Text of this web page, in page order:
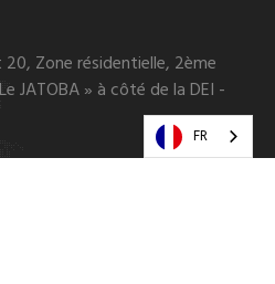
Zone résidentielle, 2ème
JATOBA » à côté de la DEI -
FR